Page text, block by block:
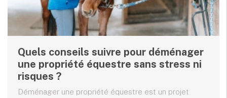
Quels conseils suivre pour déménager
une propriété équestre sans stress ni
risques ?
Déménager une propriété équestre est un projet